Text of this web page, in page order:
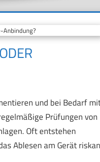
und bei Bedarf
Prüfungen von
Oft entstehen
Ablesen am Gerät